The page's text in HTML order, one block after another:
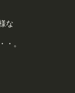
な
・。